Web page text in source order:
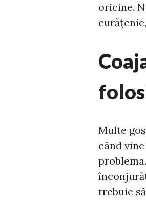
oricine.
Multe
când
trebuie